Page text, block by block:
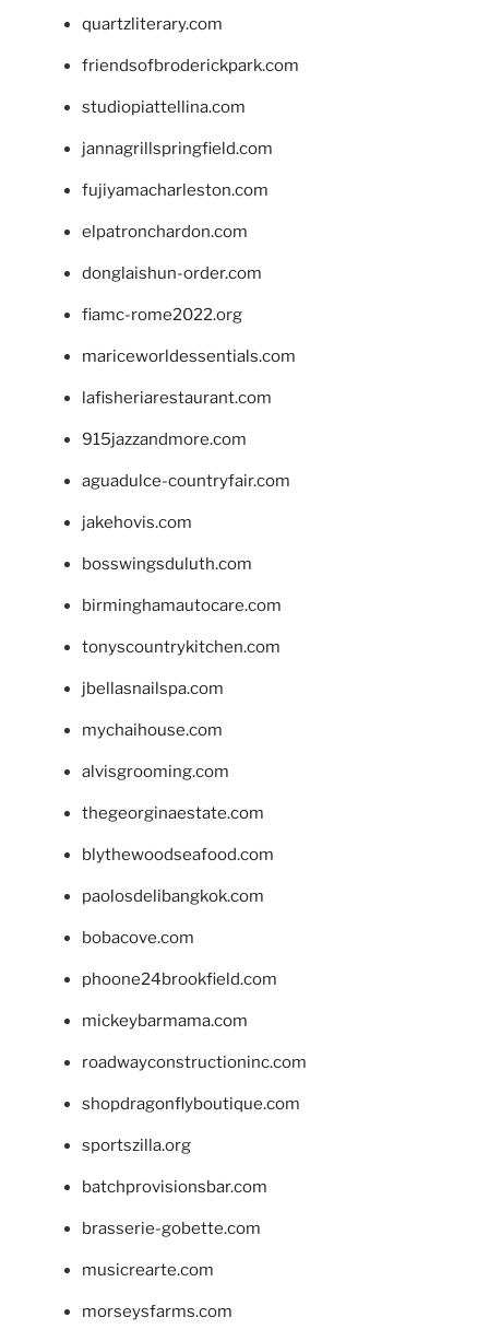
quartzliterary.com
friendsofbroderickpark.com
studiopiattellina.com
jannagrillspringfield.com
fujiyamacharleston.com
elpatronchardon.com
donglaishun-order.com
fiamc-rome2022.org
mariceworldessentials.com
lafisheriarestaurant.com
915jazzandmore.com
aguadulce-countryfair.com
jakehovis.com
bosswingsduluth.com
birminghamautocare.com
tonyscountrykitchen.com
jbellasnailspa.com
mychaihouse.com
alvisgrooming.com
thegeorginaestate.com
blythewoodseafood.com
paolosdelibangkok.com
bobacove.com
phoone24brookfield.com
mickeybarmama.com
roadwayconstructioninc.com
shopdragonflyboutique.com
sportszilla.org
batchprovisionsbar.com
brasserie-gobette.com
musicrearte.com
morseysfarms.com